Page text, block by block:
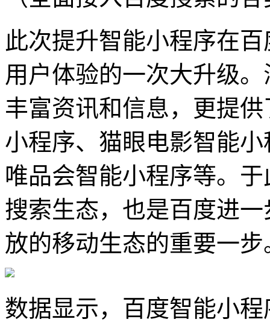
此次提升智能小程序在
用户体验的一次大升级
丰富资讯和信息，更提
小程序、猫眼电影智能
唯品会智能小程序等。
搜索生态，也是百度进
放的移动生态的重要一步
数据显示，百度智能小